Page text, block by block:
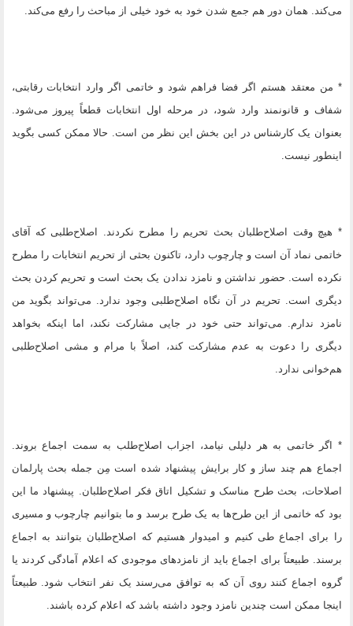
می‌کند. همان دور هم جمع شدن خود به خود خیلی از مباحث را رفع می‌کند.
* من معتقد هستم اگر فضا فراهم شود و خاتمی اگر وارد انتخابات رقابتی،
شفاف و قانونمند وارد شود، در مرحله اول انتخابات قطعاً پیروز می‌شود.
بعنوان یک کارشناس در این بخش این نظر من است. حالا ممکن کسی بگوید
اینطور نیست.
* هیچ وقت اصلاح‌طلبان بحث تحریم را مطرح نکردند. اصلاح‌طلبی که آقای
خاتمی نماد آن است و چارچوب دارد، تاکنون بحثی از تحریم انتخابات را مطرح
نکرده است. حضور نداشتن و نامزد ندادن یک بحث است و تحریم کردن بحث
دیگری است. تحریم در آن نگاه اصلاح‌طلبی وجود ندارد. می‌تواند بگوید من
نامزد ندارم. می‌تواند حتی خود در جایی مشارکت نکند، اما اینکه بخواهد
دیگری را دعوت به عدم مشارکت کند، اصلاً با مرام و مشی اصلاح‌طلبی
هم‌خوانی ندارد.
* اگر خاتمی به هر دلیلی نیامد، اجزاب اصلاح‌طلب به سمت اجماع بروند.
اجماع هم چند ساز و کار برایش پیشنهاد شده است مِن جمله بحث پارلمان
اصلاحات، بحث طرح مناسک و تشکیل اتاق فکر اصلاح‌طلبان. پیشنهاد ما این
بود که خاتمی از این طرح‌ها به یک طرح برسد و ما بتوانیم چارچوب و مسیری
را برای اجماع طی کنیم و امیدوار هستیم که اصلاح‌طلبان بتوانند به اجماع
برسند. طبیعتاً برای اجماع باید از نامزدهای موجودی که اعلام آمادگی کردند یا
گروه اجماع کنند روی آن که به توافق می‌رسند یک نفر انتخاب شود. طبیعتاً
اینجا ممکن است چندین نامزد وجود داشته باشد که اعلام کرده باشند.